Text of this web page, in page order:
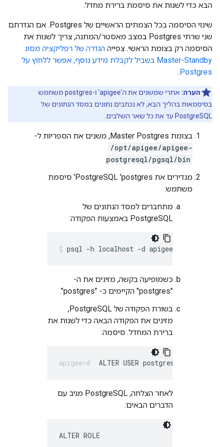
הבא כדי לשנות את סיסמת ברירת מחדל.
שינוי הסיסמה בכל הצמתים הראשיים של Postgres. אם הגדרתם
שני שרתי Postgres במצב מאסטר/המתנה, צריך לשנות את
הסיסמה רק בצומת הראשי. צפייה הגדרה של רפליקציה מסוג
Master-Standby בשביל לקבלת מידע נוסף, אפשר ללחוץ על
Postgres
.
הערה:
אחרי שמשנים את ה'apigee' ו-postgres משתמש
בסיסמאות בהליך הבא, לא נכתבים נתונים במסד הנתונים של
PostgreSQL עד את כל שאר השלבים.
בצומת Master Postgres, משנים את הספריות ל-
/opt/apigee/apigee-
postgresql/pgsql/bin
מגדירים את PostgreSQL 'postgres' סיסמת
משתמש:
מתחברים למסד הנתונים של
PostgreSQL באמצעות הפקודה:
psql -h localhost -d apigee -U postgres
כשמופיעה בקשה, מזינים את ה-
"postgres" הקיימים כ- "postgres".
בשורת הפקודה של PostgreSQL,
מזינים את הפקודה הבאה כדי לשנות את
ברירת המחדל. סיסמה:
ALTER USER postgres WITH
לאחר הצלחה, PostgreSQL מגיב עם
הדברים הבאים:
ALTER ROLE